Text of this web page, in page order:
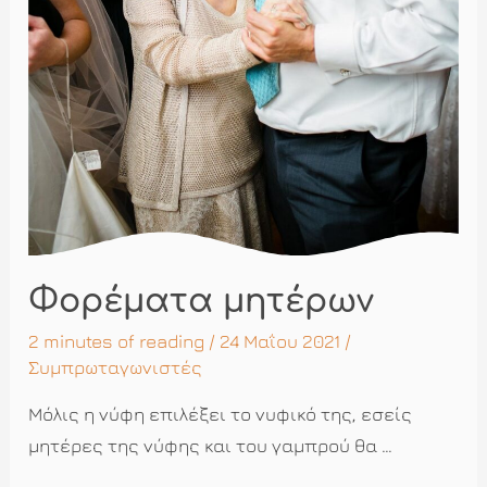
Φορέματα μητέρων
2 minutes of reading / 24 Μαΐου 2021 /
Συμπρωταγωνιστές
Μόλις η νύφη επιλέξει το νυφικό της, εσείς
μητέρες της νύφης και του γαμπρού θα …